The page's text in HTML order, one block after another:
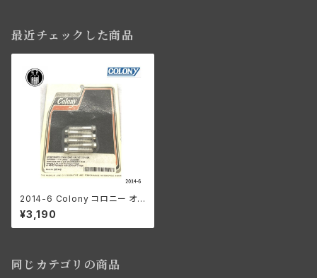
最近チェックした商品
2014-6 Colony コロニー オ
ーバーサイズ パンヘッド バルブ
カバー スクリュー 1/1/4 ロング
カドミウムメッキ ハーレーダビッ
¥3,190
同じカテゴリの商品